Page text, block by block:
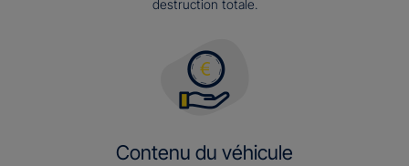
destruction totale.
Contenu du véhicule